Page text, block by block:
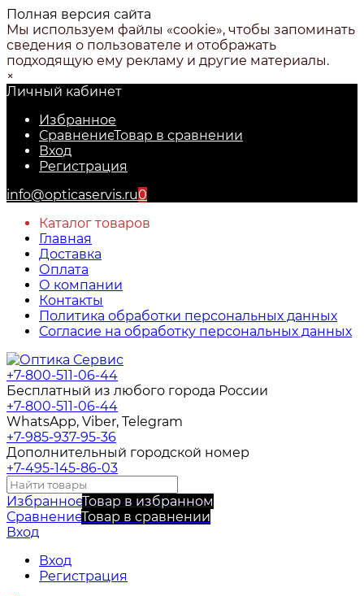
Полная версия сайта
Мы используем файлы «cookie», чтобы запоминать
сведения о пользователе и отображать
подходящую ему рекламу и другие материалы.
×
Личный кабинет
Избранное
СравнениеТовар в сравнении
Вход
Регистрация
info@opticaservis.ru0
Каталог товаров
Главная
Доставка
Оплата
О компании
Контакты
Политика обработки персональных данных
Согласие на обработку персональных данных
+7-800-511-06-44
Бесплатный из любого города России
+7-800-511-06-44
WhatsApp, Viber, Telegram
+7-985-937-95-36
Дополнительный городской номер
+7-495-145-86-03
ИзбранноеТовар в избранном
СравнениеТовар в сравнении
Вход
Вход
Регистрация